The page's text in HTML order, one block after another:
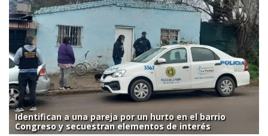
Identifican a una pareja por un hurto en el barrio
Congreso y secuestran elementos de interés